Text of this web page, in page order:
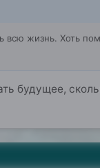
всю жизнь. Хоть
будущее,